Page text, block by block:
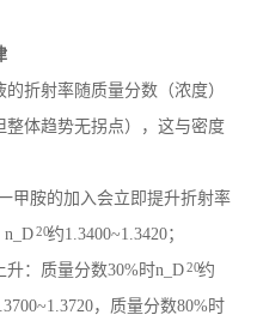
折射率随质量分数（浓度）
体趋势无拐点），这与密度
甲胺的加入会立即提升折射率
n_D20约1.3400~1.3420；
升：质量分数30%时n_D20约
，质量分数80%时